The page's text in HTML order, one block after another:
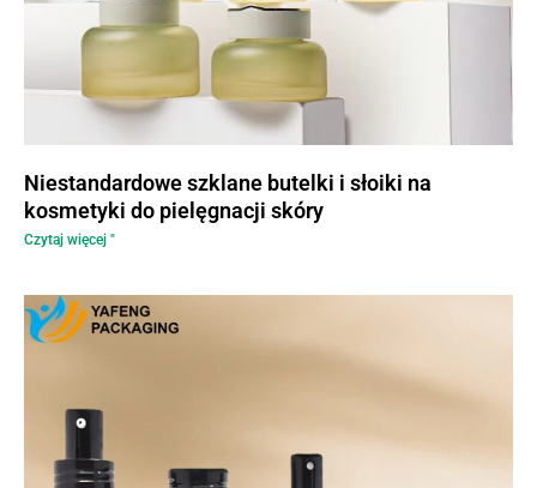
Niestandardowe szklane butelki i słoiki na
kosmetyki do pielęgnacji skóry
Czytaj więcej "